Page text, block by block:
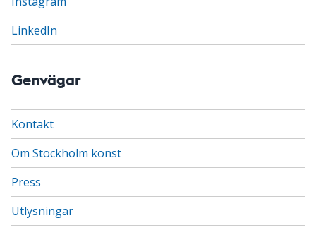
LinkedIn
Genvägar
Kontakt
Om Stockholm konst
Press
Utlysningar